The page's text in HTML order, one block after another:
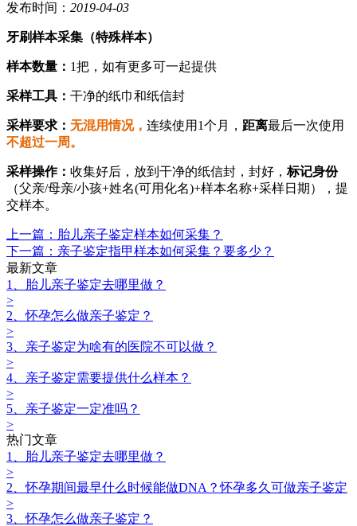
发布时间： 2019-04-03
牙刷样本采集（特殊样本）
样本数量： 1把，如有更多可一起提供
采样工具： 干净的纸巾和纸信封
采样要求： 无混用情况， 连续使用 1个月， 距离最后一次使用
不超过一周。
采样操作： 收集好后，放到干净的纸信封，封好， 标记身份
（父亲/母亲/小孩+姓名(可用化名)+样本名称+采样日期），提
交样本。
上一篇：胎儿亲子鉴定样本如何采集？
下一篇：亲子鉴定指甲样本如何采集？要多少？
最新文章
1、胎儿亲子鉴定去哪里做？
>
2、怀孕怎么做亲子鉴定？
>
3、亲子鉴定为啥有的医院不可以做？
>
4、亲子鉴定需要提供什么样本？
>
5、亲子鉴定一定准吗？
>
热门文章
1、胎儿亲子鉴定去哪里做？
>
2、怀孕期间最早什么时候能做DNA？怀孕多久可做亲子鉴定
>
3、怀孕怎么做亲子鉴定？